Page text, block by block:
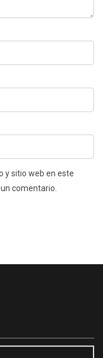
y sitio web en este
comentario.